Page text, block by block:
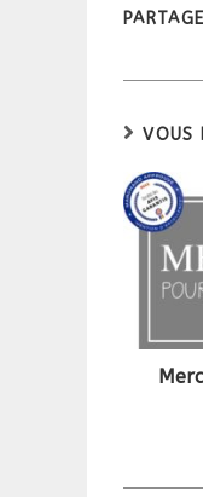
VOUS